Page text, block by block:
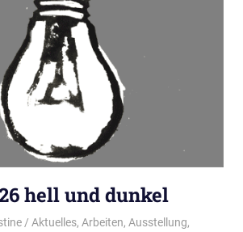
hell und dunkel
Aktuelles, Arbeiten, Ausstellung,